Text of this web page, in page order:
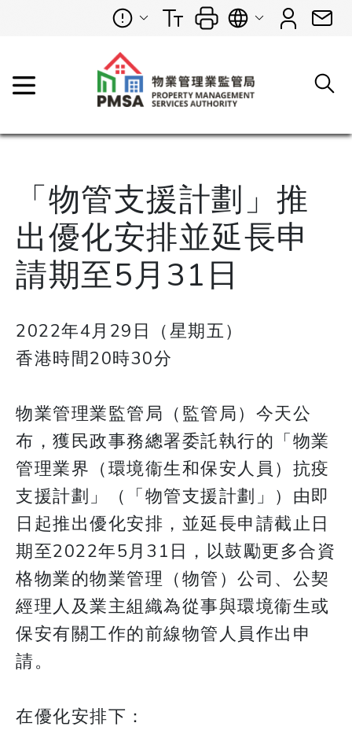
「物管支援計劃」推
出優化安排並延長申
請期至5月31日
2022年4月29日（星期五）
香港時間20時30分
物業管理業監管局（監管局）今天公
布，獲民政事務總署委託執行的「物業
管理業界（環境衞生和保安人員）抗疫
支援計劃」（「物管支援計劃」）由即
日起推出優化安排，並延長申請截止日
期至2022年5月31日，以鼓勵更多合資
格物業的物業管理（物管）公司、公契
經理人及業主組織為從事與環境衞生或
保安有關工作的前線物管人員作出申
請。
​​​​​​​在優化安排下：